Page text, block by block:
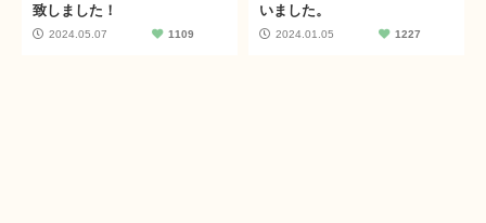
致しました！
2024.05.07 1109
いました。
2024.01.05 1227